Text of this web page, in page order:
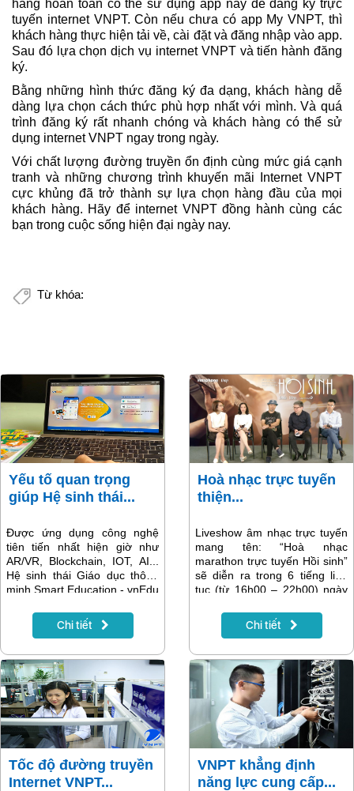
hàng hoàn toàn có thể sử dụng app này để đăng ký trực
tuyến internet VNPT. Còn nếu chưa có app My VNPT, thì
khách hàng thực hiện tải về, cài đặt và đăng nhập vào app.
Sau đó lựa chọn dịch vụ internet VNPT và tiến hành đăng
ký.
Bằng những hình thức đăng ký đa dạng, khách hàng dễ
dàng lựa chọn cách thức phù hợp nhất với mình. Và quá
trình đăng ký rất nhanh chóng và khách hàng có thể sử
dụng internet VNPT ngay trong ngày.
Với chất lượng đường truyền ổn định cùng mức giá cạnh
tranh và những chương trình khuyến mãi Internet VNPT
cực khủng đã trở thành sự lựa chọn hàng đầu của mọi
khách hàng. Hãy để internet VNPT đồng hành cùng các
bạn trong cuộc sống hiện đại ngày nay.
Từ khóa:
Yếu tố quan trọng
giúp Hệ sinh thái...
Được ứng dụng công nghệ
tiên tiến nhất hiện giờ như
AR/VR, Blockchain, IOT, AI...
Hệ sinh thái Giáo dục thông
minh Smart Education - vnEdu
Viễn thông Việt Nam VNPT đã
vinh dự nằm trong top 10
Chi tiết
Hoà nhạc trực tuyến
thiện...
Liveshow âm nhạc trực tuyến
mang tên: “Hoà nhạc
marathon trực tuyến Hồi sinh”
sẽ diễn ra trong 6 tiếng liên
tục (từ 16h00 – 22h00) ngày
Fanpage/Youtube Tạp chí
Đẹp Fanpage/Youtube VNPT
MyTV,…với sự tham gia của
các nghệ sỹ hàng đầu Việt
Nam như Đàm Vĩnh Hưng, Mỹ
Linh, Quang Dũng, Uyên Linh,
Chi tiết
Tốc độ đường truyền
Internet VNPT...
VNPT khẳng định
năng lực cung cấp...